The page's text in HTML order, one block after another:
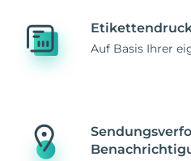
Auf Basis Ihrer